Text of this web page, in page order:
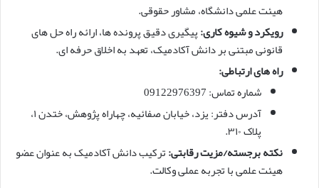
هیئت علمی دانشگاه، مشاور حقوقی.
رویکرد و شیوه کاری:پیگیری دقیق پرونده ها، ارائه راه حل های
قانونی مبتنی بر دانش آکادمیک، تعهد به اخلاق حرفه ای.
راه های ارتباطی:
شماره تماس: 09122976397
آدرس دفتر: یزد، خیابان صفائیه، چهاراه پژوهش، ختدن ١،
پلاک ٣١٠.
نکته برجسته/مزیت رقابتی:ترکیب دانش آکادمیک به عنوان عضو
هیئت علمی با تجربه عملی وکالت.